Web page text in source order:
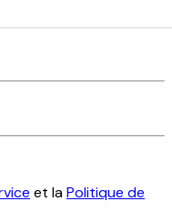
et laPolitique de